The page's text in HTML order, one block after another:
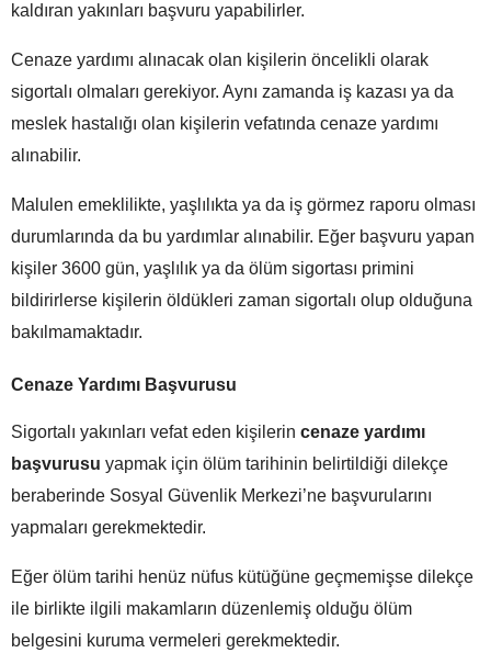
kaldıran yakınları başvuru yapabilirler.
Cenaze yardımı alınacak olan kişilerin öncelikli olarak
sigortalı olmaları gerekiyor. Aynı zamanda iş kazası ya da
meslek hastalığı olan kişilerin vefatında cenaze yardımı
alınabilir.
Malulen emeklilikte, yaşlılıkta ya da iş görmez raporu olması
durumlarında da bu yardımlar alınabilir. Eğer başvuru yapan
kişiler 3600 gün, yaşlılık ya da ölüm sigortası primini
bildirirlerse kişilerin öldükleri zaman sigortalı olup olduğuna
bakılmamaktadır.
Cenaze Yardımı Başvurusu
Sigortalı yakınları vefat eden kişilerin cenaze yardımı
başvurusu yapmak için ölüm tarihinin belirtildiği dilekçe
beraberinde Sosyal Güvenlik Merkezi’ne başvurularını
yapmaları gerekmektedir.
Eğer ölüm tarihi henüz nüfus kütüğüne geçmemişse dilekçe
ile birlikte ilgili makamların düzenlemiş olduğu ölüm
belgesini kuruma vermeleri gerekmektedir.